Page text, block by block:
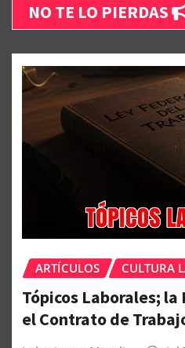
NO TE LO PIERDAS
ARTÍCULOS CULTURA
Tópicos Laborales;
el Contrato de